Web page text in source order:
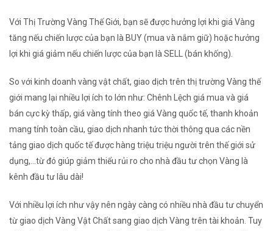
Với Thị Trường Vàng Thế Giới, bạn sẽ được hưởng lợi khi giá Vàng
tăng nếu chiến lược của bạn là BUY (mua và nắm giữ) hoặc hưởng
lợi khi giá giảm nếu chiến lược của bạn là SELL (bán khống).
So với kinh doanh vàng vật chất, giao dịch trên thị trường Vàng thế
giới mang lại nhiều lợi ích to lớn như: Chênh Lệch giá mua và giá
bán cực kỳ thấp, giá vàng tính theo giá Vàng quốc tế, thanh khoản
mang tính toàn cầu, giao dịch nhanh tức thời thông qua các nền
tảng giao dịch quốc tế được hàng triệu triệu người trên thế giới sử
dụng,...từ đó giúp giảm thiểu rủi ro cho nhà đầu tư chọn Vàng là
kênh đầu tư lâu dài!
Với nhiều lợi ích như vậy nên ngày càng có nhiều nhà đầu tư chuyển
từ giao dịch Vàng Vật Chất sang giao dịch Vàng trên tài khoản. Tuy